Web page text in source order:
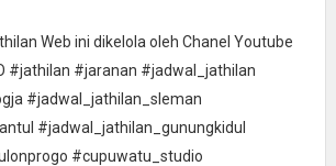
Web ini dikelola oleh Chanel Youtube
#jathilan #jaranan #jadwal_jathilan
#jadwal_jathilan_sleman
#jadwal_jathilan_gunungkidul
#cupuwatu_studio